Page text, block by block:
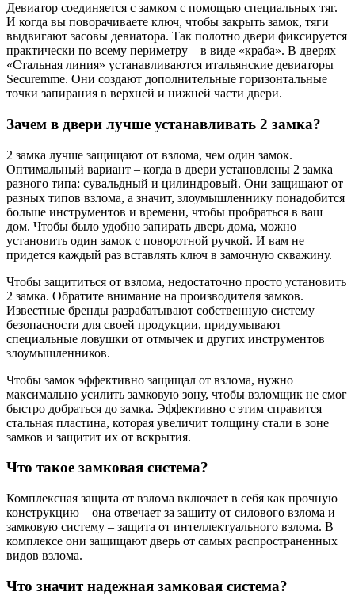
Девиатор соединяется с замком с помощью специальных тяг.
И когда вы поворачиваете ключ, чтобы закрыть замок, тяги
выдвигают засовы девиатора. Так полотно двери фиксируется
практически по всему периметру – в виде «краба». В дверях
«Стальная линия» устанавливаются итальянские девиаторы
Securemme. Они создают дополнительные горизонтальные
точки запирания в верхней и нижней части двери.
Зачем в двери лучше устанавливать 2 замка?
2 замка лучше защищают от взлома, чем один замок.
Оптимальный вариант – когда в двери установлены 2 замка
разного типа: сувальдный и цилиндровый. Они защищают от
разных типов взлома, а значит, злоумышленнику понадобится
больше инструментов и времени, чтобы пробраться в ваш
дом. Чтобы было удобно запирать дверь дома, можно
установить один замок с поворотной ручкой. И вам не
придется каждый раз вставлять ключ в замочную скважину.
Чтобы защититься от взлома, недостаточно просто установить
2 замка. Обратите внимание на производителя замков.
Известные бренды разрабатывают собственную систему
безопасности для своей продукции, придумывают
специальные ловушки от отмычек и других инструментов
злоумышленников.
Чтобы замок эффективно защищал от взлома, нужно
максимально усилить замковую зону, чтобы взломщик не смог
быстро добраться до замка. Эффективно с этим справится
стальная пластина, которая увеличит толщину стали в зоне
замков и защитит их от вскрытия.
Что такое замковая система?
Комплексная защита от взлома включает в себя как прочную
конструкцию – она отвечает за защиту от силового взлома и
замковую систему – защита от интеллектуального взлома. В
комплексе они защищают дверь от самых распространенных
видов взлома.
Что значит надежная замковая система?